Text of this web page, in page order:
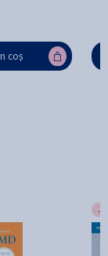
coș
-